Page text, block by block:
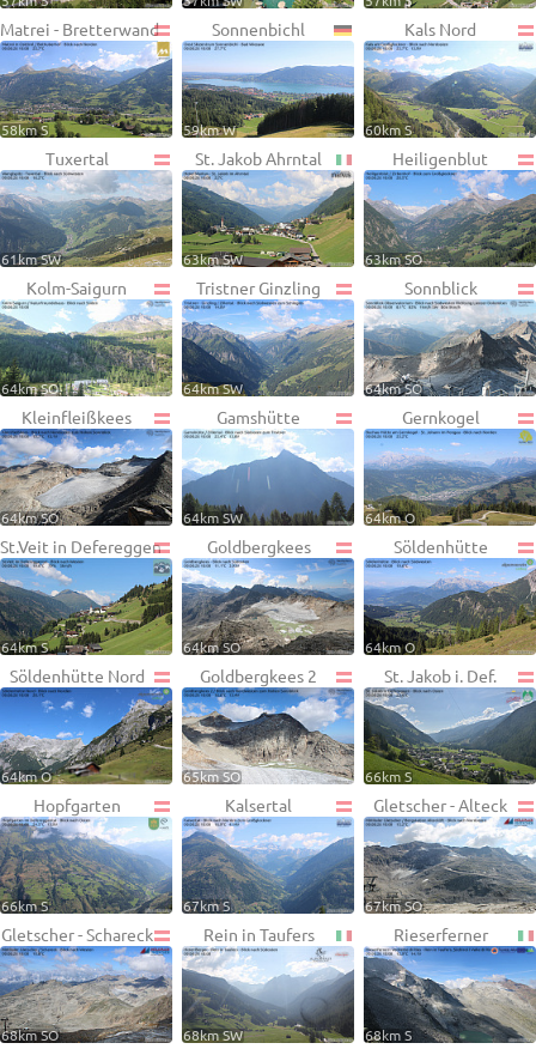
Matrei - Bretterwand
58km S
Sonnenbichl
59km W
Kals Nord
60km S
Tuxertal
61km SW
St. Jakob Ahrntal
63km SW
Heiligenblut
63km SO
Kolm-Saigurn
64km SO
Tristner Ginzling
64km SW
Sonnblick
64km SO
Kleinfleißkees
64km SO
Gamshütte
64km SW
Gernkogel
64km O
St.Veit in Defereggen
64km S
Goldbergkees
64km SO
Söldenhütte
64km O
Söldenhütte Nord
64km O
Goldbergkees 2
65km SO
St. Jakob i. Def.
66km S
Hopfgarten
66km S
Kalsertal
67km S
Gletscher - Alteck
67km SO
Gletscher - Schareck
68km SO
Rein in Taufers
68km SW
Rieserferner
68km S